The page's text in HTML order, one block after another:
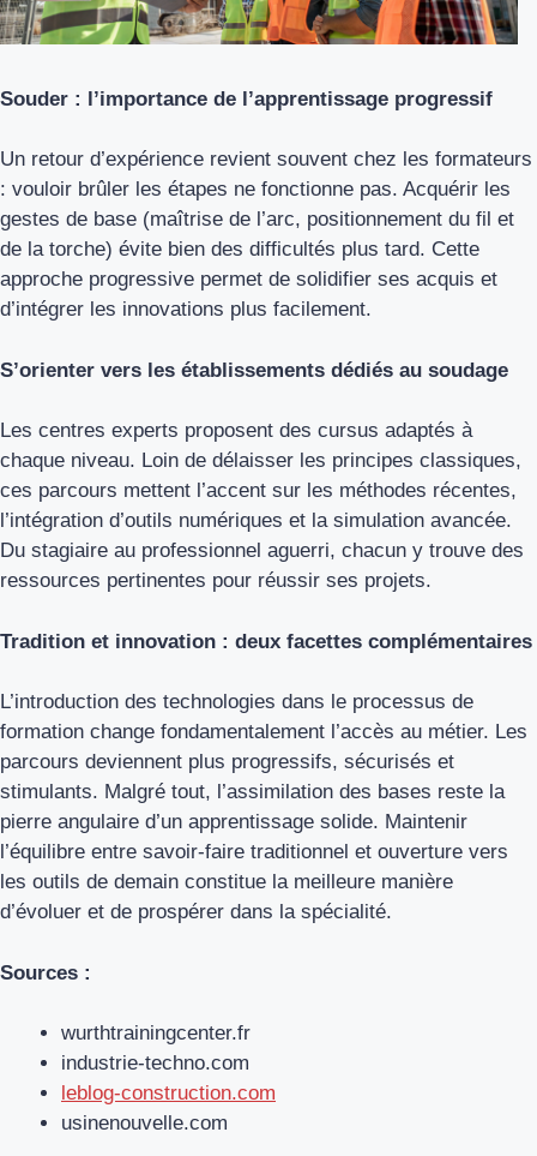
Souder : l’importance de l’apprentissage progressif
Un retour d’expérience revient souvent chez les formateurs
: vouloir brûler les étapes ne fonctionne pas. Acquérir les
gestes de base (maîtrise de l’arc, positionnement du fil et
de la torche) évite bien des difficultés plus tard. Cette
approche progressive permet de solidifier ses acquis et
d’intégrer les innovations plus facilement.
S’orienter vers les établissements dédiés au soudage
Les centres experts proposent des cursus adaptés à
chaque niveau. Loin de délaisser les principes classiques,
ces parcours mettent l’accent sur les méthodes récentes,
l’intégration d’outils numériques et la simulation avancée.
Du stagiaire au professionnel aguerri, chacun y trouve des
ressources pertinentes pour réussir ses projets.
Tradition et innovation : deux facettes complémentaires
L’introduction des technologies dans le processus de
formation change fondamentalement l’accès au métier. Les
parcours deviennent plus progressifs, sécurisés et
stimulants. Malgré tout, l’assimilation des bases reste la
pierre angulaire d’un apprentissage solide. Maintenir
l’équilibre entre savoir-faire traditionnel et ouverture vers
les outils de demain constitue la meilleure manière
d’évoluer et de prospérer dans la spécialité.
Sources :
wurthtrainingcenter.fr
industrie-techno.com
leblog-construction.com
usinenouvelle.com